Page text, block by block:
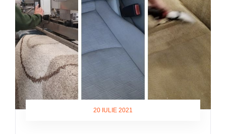
20 IULIE 2021